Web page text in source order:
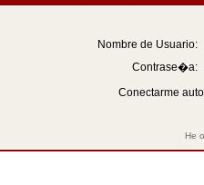
Nombre de Usuario:
Contrase�a:
Conectarme
He